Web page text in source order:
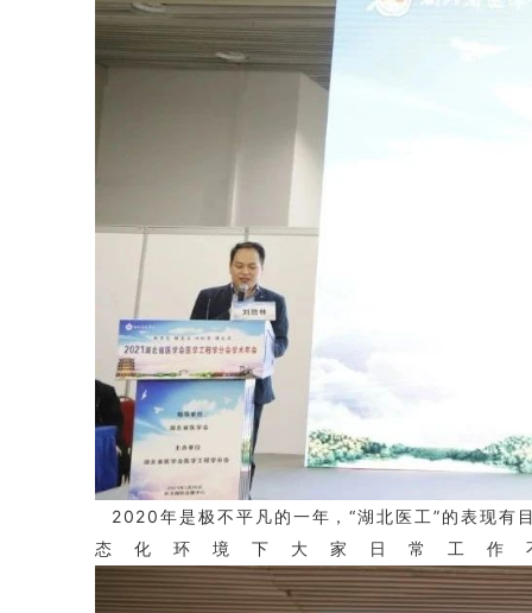
2020年是极不平凡的一年，“湖北医工”的表现有
态化环境下大家日常工